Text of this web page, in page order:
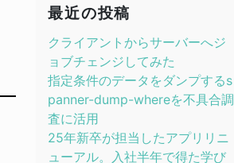
最近の投稿
クライアントからサーバーへジ
ョブチェンジしてみた
指定条件のデータをダンプするs
panner-dump-whereを不具合調
査に活用
25年新卒が担当したアプリリニ
ューアル。入社半年で得た学び